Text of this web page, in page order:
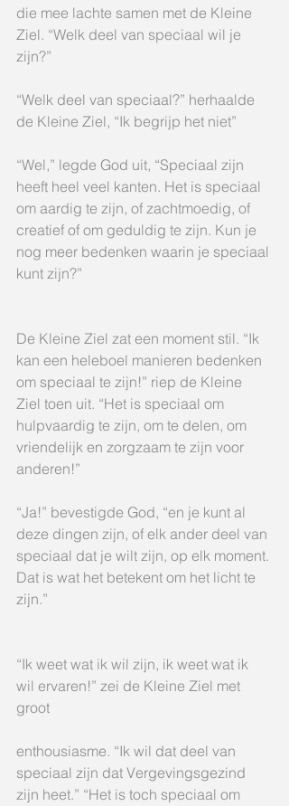
die mee lachte samen met de Kleine
Ziel. “Welk deel van speciaal wil je
zijn?”
“Welk deel van speciaal?” herhaalde
de Kleine Ziel, “Ik begrijp het niet”
“Wel,” legde God uit, “Speciaal zijn
heeft heel veel kanten. Het is speciaal
om aardig te zijn, of zachtmoedig, of
creatief of om geduldig te zijn. Kun je
nog meer bedenken waarin je speciaal
kunt zijn?”
De Kleine Ziel zat een moment stil. “Ik
kan een heleboel manieren bedenken
om speciaal te zijn!” riep de Kleine
Ziel toen uit. “Het is speciaal om
hulpvaardig te zijn, om te delen, om
vriendelijk en zorgzaam te zijn voor
anderen!”
“Ja!” bevestigde God, “en je kunt al
deze dingen zijn, of elk ander deel van
speciaal dat je wilt zijn, op elk moment.
Dat is wat het betekent om het licht te
zijn.”
“Ik weet wat ik wil zijn, ik weet wat ik
wil ervaren!” zei de Kleine Ziel met
groot
enthousiasme. “Ik wil dat deel van
speciaal zijn dat Vergevingsgezind
zijn heet.” “Het is toch speciaal om